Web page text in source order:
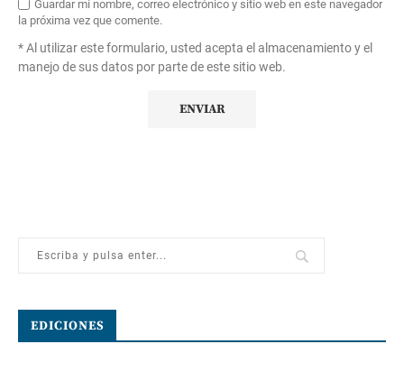
Guardar mi nombre, correo electrónico y sitio web en este navegador
la próxima vez que comente.
* Al utilizar este formulario, usted acepta el almacenamiento y el
manejo de sus datos por parte de este sitio web.
EDICIONES